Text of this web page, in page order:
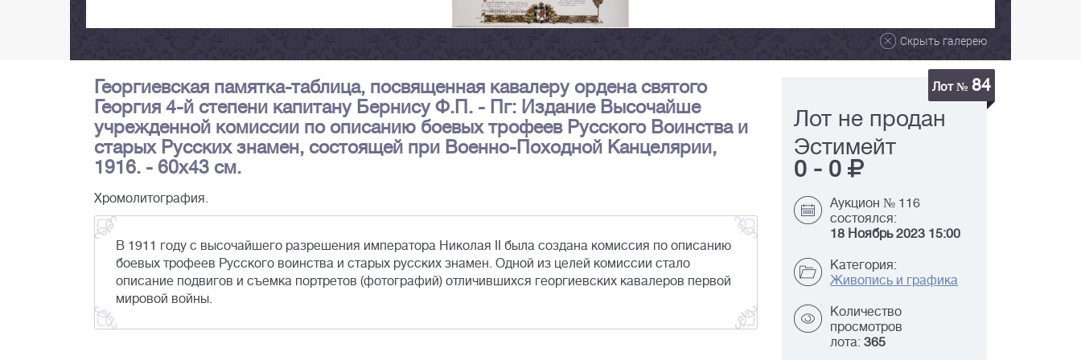
Скрыть галерею
Георгиевская памятка-таблица, посвященная кавалеру ордена святого
Георгия 4-й степени капитану Бернису Ф.П. - Пг: Издание Высочайше
учрежденной комиссии по описанию боевых трофеев Русского Воинства и
старых Русских знамен, состоящей при Военно-Походной Канцелярии,
1916. - 60х43 см.
Хромолитография.
В 1911 году с высочайшего разрешения императора Николая II была создана комиссия по описанию
боевых трофеев Русского воинства и старых русских знамен. Одной из целей комиссии стало
описание подвигов и съемка портретов (фотографий) отличившихся георгиевских кавалеров первой
мировой войны.
Лот № 84
Лот не продан
Эстимейт
0 - 0
Аукцион № 116
состоялся:
18 Ноябрь 2023 15:00
Категория:
Живопись и графика
Количество
просмотров
лота: 365